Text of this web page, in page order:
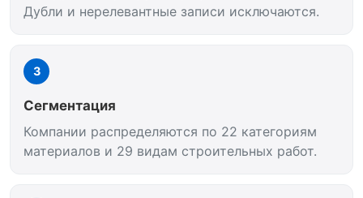
Дубли и нерелевантные записи исключаются.
3
Сегментация
Компании распределяются по 22 категориям
материалов и 29 видам строительных работ.